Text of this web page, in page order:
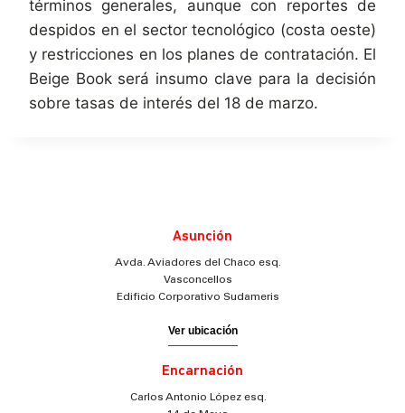
términos generales, aunque con reportes de
despidos en el sector tecnológico (costa oeste)
y restricciones en los planes de contratación. El
Beige Book será insumo clave para la decisión
sobre tasas de interés del 18 de marzo.
Asunción
Avda. Aviadores del Chaco esq.
Vasconcellos
Edificio Corporativo Sudameris
Ver ubicación
Encarnación
Carlos Antonio López esq.